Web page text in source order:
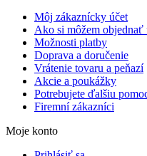
Môj zákaznícky účet
Ako si môžem objednať
Možnosti platby
Doprava a doručenie
Vrátenie tovaru a peňazí
Akcie a poukážky
Potrebujete ďalšiu
Firemní zákazníci
Moje konto